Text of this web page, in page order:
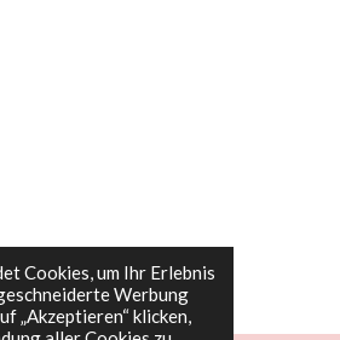
Cookies, um Ihr Erlebnis
Werbung
„Akzeptieren“ klicken,